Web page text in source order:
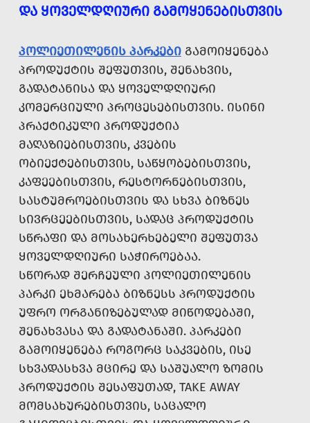
ᲓᲐ ᲧᲝᲕᲔᲚᲓᲦᲘᲣᲠᲘ ᲒᲐᲛᲝᲧᲔᲜᲔᲑᲘᲡᲗᲕᲘᲡ
ᲞᲝᲚᲘᲔᲗᲘᲚᲔᲜᲘᲡ ᲞᲐᲠᲙᲔᲑᲘ ᲒᲐᲛᲝᲘᲧᲔᲜᲔᲑᲐ
ᲞᲠᲝᲓᲣᲥᲢᲘᲡ ᲨᲔᲤᲣᲗᲕᲘᲡ, ᲨᲔᲜᲐᲮᲕᲘᲡ,
ᲒᲐᲓᲐᲢᲐᲜᲘᲡᲐ ᲓᲐ ᲧᲝᲕᲔᲚᲓᲦᲘᲣᲠᲘ
ᲙᲝᲛᲔᲠᲪᲘᲣᲚᲘ ᲞᲠᲝᲪᲔᲡᲔᲑᲘᲡᲗᲕᲘᲡ. ᲘᲡᲘᲜᲘ
ᲞᲠᲐᲥᲢᲘᲙᲣᲚᲘ ᲞᲠᲝᲓᲣᲥᲢᲘᲐ
ᲛᲐᲦᲐᲖᲘᲔᲑᲘᲡᲗᲕᲘᲡ, ᲙᲕᲔᲑᲘᲡ
ᲝᲑᲘᲔᲥᲢᲔᲑᲘᲡᲗᲕᲘᲡ, ᲡᲐᲬᲧᲝᲑᲔᲑᲘᲡᲗᲕᲘᲡ,
ᲙᲐᲤᲔᲔᲑᲘᲡᲗᲕᲘᲡ, ᲠᲔᲡᲢᲝᲠᲜᲔᲑᲘᲡᲗᲕᲘᲡ,
ᲡᲐᲡᲢᲣᲛᲠᲝᲔᲑᲘᲡᲗᲕᲘᲡ ᲓᲐ ᲡᲮᲕᲐ ᲑᲘᲖᲜᲔᲡ
ᲡᲘᲕᲠᲪᲔᲔᲑᲘᲡᲗᲕᲘᲡ, ᲡᲐᲓᲐᲪ ᲞᲠᲝᲓᲣᲥᲢᲘᲡ
ᲡᲬᲠᲐᲤᲘ ᲓᲐ ᲛᲝᲡᲐᲮᲔᲠᲮᲔᲑᲔᲚᲘ ᲨᲔᲤᲣᲗᲕᲐ
ᲧᲝᲕᲔᲚᲓᲦᲘᲣᲠᲘ ᲡᲐᲭᲘᲠᲝᲔᲑᲐᲐ.
ᲡᲬᲝᲠᲐᲓ ᲨᲔᲠᲩᲔᲣᲚᲘ ᲞᲝᲚᲘᲔᲗᲘᲚᲔᲜᲘᲡ
ᲞᲐᲠᲙᲘ ᲔᲮᲛᲐᲠᲔᲑᲐ ᲑᲘᲖᲜᲔᲡᲡ ᲞᲠᲝᲓᲣᲥᲢᲘᲡ
ᲣᲤᲠᲝ ᲝᲠᲒᲐᲜᲘᲖᲔᲑᲣᲚᲐᲓ ᲛᲘᲬᲝᲓᲔᲑᲐᲨᲘ,
ᲨᲔᲜᲐᲮᲕᲐᲡᲐ ᲓᲐ ᲒᲐᲓᲐᲢᲐᲜᲐᲨᲘ. ᲞᲐᲠᲙᲔᲑᲘ
ᲒᲐᲛᲝᲘᲧᲔᲜᲔᲑᲐ ᲠᲝᲒᲝᲠᲪ ᲡᲐᲙᲕᲔᲑᲘᲡ, ᲘᲡᲔ
ᲡᲮᲕᲐᲓᲐᲡᲮᲕᲐ ᲛᲪᲘᲠᲔ ᲓᲐ ᲡᲐᲨᲣᲐᲚᲝ ᲖᲝᲛᲘᲡ
ᲞᲠᲝᲓᲣᲥᲢᲘᲡ ᲨᲔᲡᲐᲤᲣᲗᲐᲓ, TAKE AWAY
ᲛᲝᲛᲡᲐᲮᲣᲠᲔᲑᲘᲡᲗᲕᲘᲡ, ᲡᲐᲪᲐᲚᲝ